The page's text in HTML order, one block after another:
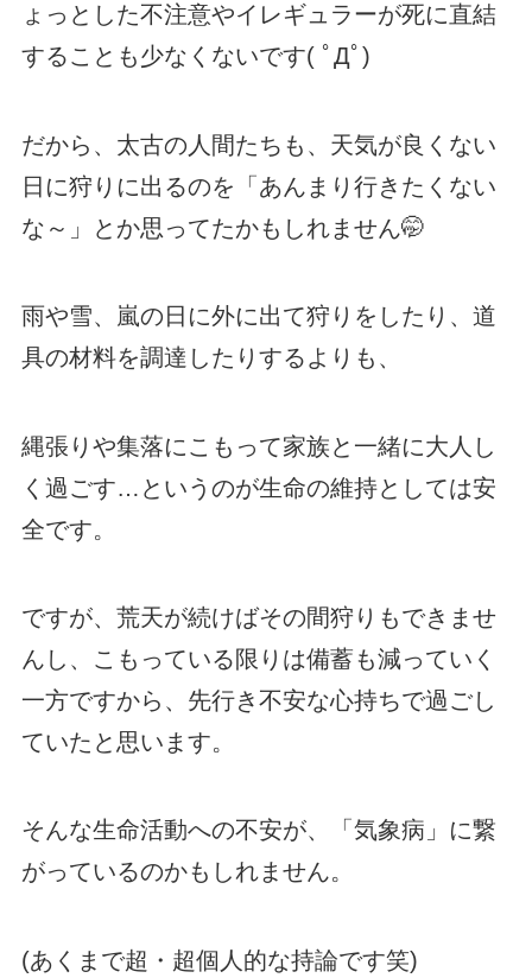
ょっとした不注意やイレギュラーが死に直結
することも少なくないです( ﾟДﾟ)
だから、太古の人間たちも、天気が良くない
日に狩りに出るのを「あんまり行きたくない
な～」とか思ってたかもしれません🤭
雨や雪、嵐の日に外に出て狩りをしたり、道
具の材料を調達したりするよりも、
縄張りや集落にこもって家族と一緒に大人し
く過ごす…というのが生命の維持としては安
全です。
ですが、荒天が続けばその間狩りもできませ
んし、こもっている限りは備蓄も減っていく
一方ですから、先行き不安な心持ちで過ごし
ていたと思います。
そんな生命活動への不安が、「気象病」に繋
がっているのかもしれません。
(あくまで超・超個人的な持論です笑)